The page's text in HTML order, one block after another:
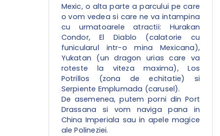
Mexic, o alta parte a parcului pe care
o vom vedea si care ne va intampina
cu urmatoarele atractii: Hurakan
Condor, El Diablo (calatorie cu
funicularul intr-o mina Mexicana),
Yukatan (un dragon urias care va
roteste la viteza maxima), Los
Potrillos (zona de echitatie) si
Serpiente Emplumada (carusel).
De asemenea, putem porni din Port
Drassana si vom naviga pana in
China Imperiala sau in apele magice
ale Polineziei.